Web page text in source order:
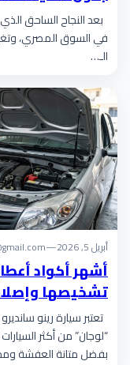
في السوق المصري،
الـ…
أبريل 5, 2026 —
أشهر أكواد
تشخيصها
“لوجان” من أكثر
بفضل متانة العفشة